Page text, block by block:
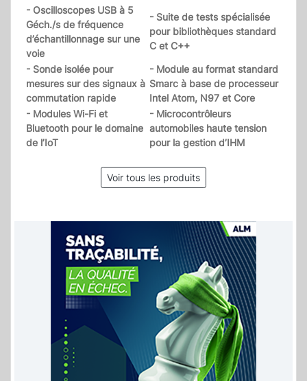
- Oscilloscopes USB à 5
Géch./s de fréquence
d’échantillonnage sur une
voie
- Suite de tests spécialisée
pour bibliothèques standard
C et C++
- Sonde isolée pour
mesures sur des signaux à
commutation rapide
- Module au format standard
Smarc à base de processeur
Intel Atom, N97 et Core
- Modules Wi-Fi et
Bluetooth pour le domaine
de l’IoT
- Microcontrôleurs
automobiles haute tension
pour la gestion d’IHM
Voir tous les produits